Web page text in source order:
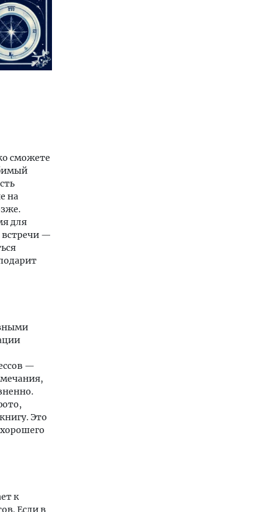
сможете
на
для
встречи —
—
Это
к
Если в